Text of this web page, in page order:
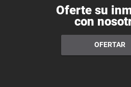
Oferte su
con
OFERTAR